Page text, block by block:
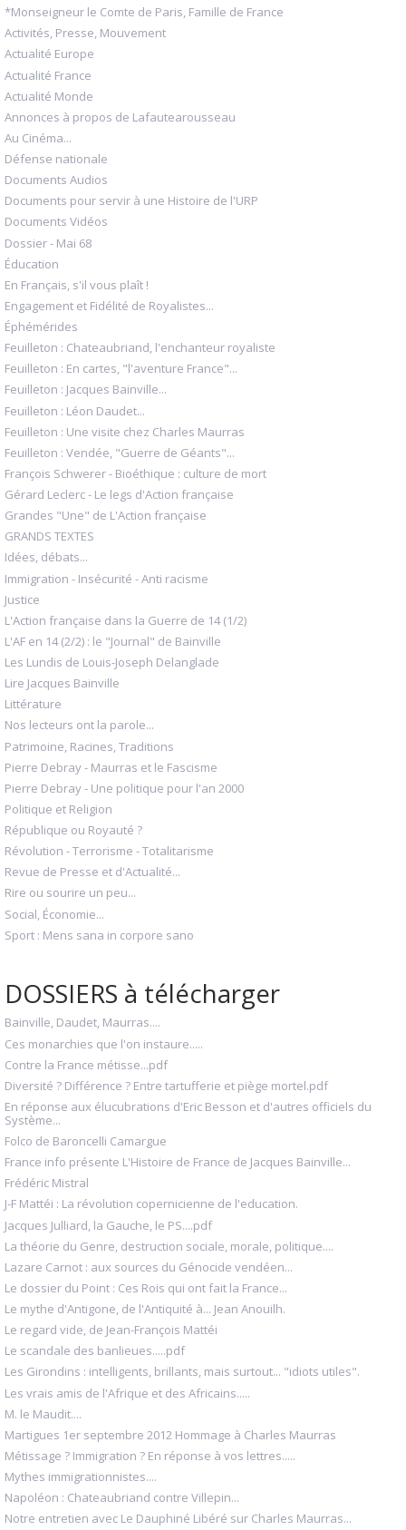
*Monseigneur le Comte de Paris, Famille de France
Activités, Presse, Mouvement
Actualité Europe
Actualité France
Actualité Monde
Annonces à propos de Lafautearousseau
Au Cinéma...
Défense nationale
Documents Audios
Documents pour servir à une Histoire de l'URP
Documents Vidéos
Dossier - Mai 68
Éducation
En Français, s'il vous plaît !
Engagement et Fidélité de Royalistes...
Éphémérides
Feuilleton : Chateaubriand, l'enchanteur royaliste
Feuilleton : En cartes, "l'aventure France"...
Feuilleton : Jacques Bainville...
Feuilleton : Léon Daudet...
Feuilleton : Une visite chez Charles Maurras
Feuilleton : Vendée, "Guerre de Géants"...
François Schwerer - Bioéthique : culture de mort
Gérard Leclerc - Le legs d'Action française
Grandes "Une" de L'Action française
GRANDS TEXTES
Idées, débats...
Immigration - Insécurité - Anti racisme
Justice
L'Action française dans la Guerre de 14 (1/2)
L'AF en 14 (2/2) : le "Journal" de Bainville
Les Lundis de Louis-Joseph Delanglade
Lire Jacques Bainville
Littérature
Nos lecteurs ont la parole...
Patrimoine, Racines, Traditions
Pierre Debray - Maurras et le Fascisme
Pierre Debray - Une politique pour l'an 2000
Politique et Religion
République ou Royauté ?
Révolution - Terrorisme - Totalitarisme
Revue de Presse et d'Actualité...
Rire ou sourire un peu...
Social, Économie...
Sport : Mens sana in corpore sano
DOSSIERS à télécharger
Bainville, Daudet, Maurras....
Ces monarchies que l'on instaure.....
Contre la France métisse...pdf
Diversité ? Différence ? Entre tartufferie et piège mortel.pdf
En réponse aux élucubrations d'Eric Besson et d'autres officiels du
Système...
Folco de Baroncelli Camargue
France info présente L'Histoire de France de Jacques Bainville...
Frédéric Mistral
J-F Mattéi : La révolution copernicienne de l'education.
Jacques Julliard, la Gauche, le PS....pdf
La théorie du Genre, destruction sociale, morale, politique....
Lazare Carnot : aux sources du Génocide vendéen...
Le dossier du Point : Ces Rois qui ont fait la France...
Le mythe d'Antigone, de l'Antiquité à... Jean Anouilh.
Le regard vide, de Jean-François Mattéi
Le scandale des banlieues.....pdf
Les Girondins : intelligents, brillants, mais surtout... "idiots utiles".
Les vrais amis de l'Afrique et des Africains.....
M. le Maudit....
Martigues 1er septembre 2012 Hommage à Charles Maurras
Métissage ? Immigration ? En réponse à vos lettres.....
Mythes immigrationnistes....
Napoléon : Chateaubriand contre Villepin...
Notre entretien avec Le Dauphiné Libéré sur Charles Maurras...